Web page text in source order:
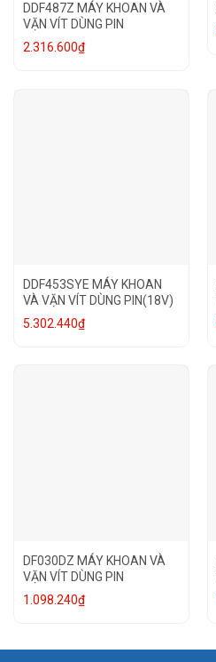
DDF487Z MÁY KHOAN VÀ
VẶN VÍT DÙNG PIN
2.316.600₫
DDF453SYE MÁY KHOAN
VÀ VẶN VÍT DÙNG PIN(18V)
5.302.440₫
DF030DZ MÁY KHOAN VÀ
VẶN VÍT DÙNG PIN
1.098.240₫